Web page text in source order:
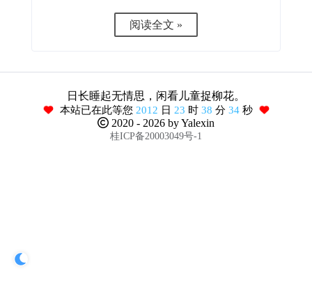
阅读全文 »
日长睡起无情思，闲看儿童捉柳花。
本站已在此等您 2012 日 23 时 38 分 34 秒
2020 - 2026 by Yalexin
桂ICP备20003049号-1